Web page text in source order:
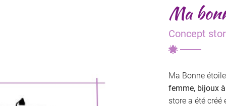
Ma
Concept
Ma Bonne
femme, bijoux
store a été créé